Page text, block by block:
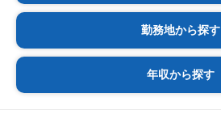
勤務地から探す
年収から探す